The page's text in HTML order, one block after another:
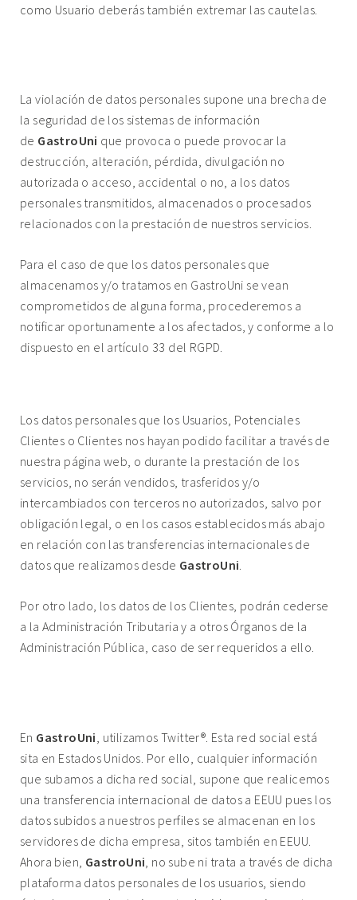
como Usuario deberás también extremar las cautelas.
La violación de datos personales supone una brecha de
la seguridad de los sistemas de información
de GastroUni que provoca o puede provocar la
destrucción, alteración, pérdida, divulgación no
autorizada o acceso, accidental o no, a los datos
personales transmitidos, almacenados o procesados
relacionados con la prestación de nuestros servicios.
Para el caso de que los datos personales que
almacenamos y/o tratamos en GastroUni se vean
comprometidos de alguna forma, procederemos a
notificar oportunamente a los afectados, y conforme a lo
dispuesto en el artículo 33 del RGPD.
Los datos personales que los Usuarios, Potenciales
Clientes o Clientes nos hayan podido facilitar a través de
nuestra página web, o durante la prestación de los
servicios, no serán vendidos, trasferidos y/o
intercambiados con terceros no autorizados, salvo por
obligación legal, o en los casos establecidos más abajo
en relación con las transferencias internacionales de
datos que realizamos desde GastroUni
Por otro lado, los datos de los Clientes, podrán cederse
a la Administración Tributaria y a otros Órganos de la
Administración Pública, caso de ser requeridos a ello.
En GastroUni , utilizamos Twitter®. Esta red social está
sita en Estados Unidos. Por ello, cualquier información
que subamos a dicha red social, supone que realicemos
una transferencia internacional de datos a EEUU pues los
datos subidos a nuestros perfiles se almacenan en los
servidores de dicha empresa, sitos también en EEUU.
Ahora bien, GastroUni , no sube ni trata a través de dicha
plataforma datos personales de los usuarios, siendo